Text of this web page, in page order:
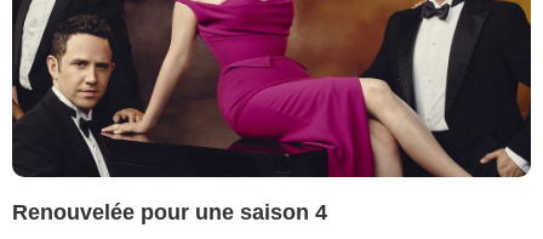
Renouvelée pour une saison 4